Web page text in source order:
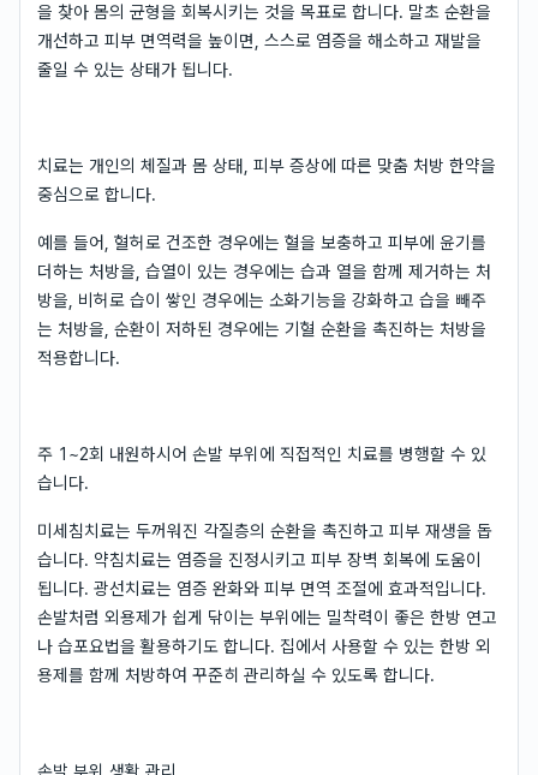
을 찾아 몸의 균형을 회복시키는 것을 목표로 합니다. 말초 순환을
개선하고 피부 면역력을 높이면, 스스로 염증을 해소하고 재발을
줄일 수 있는 상태가 됩니다.
치료는 개인의 체질과 몸 상태, 피부 증상에 따른 맞춤 처방 한약을
중심으로 합니다.
예를 들어, 혈허로 건조한 경우에는 혈을 보충하고 피부에 윤기를
더하는 처방을, 습열이 있는 경우에는 습과 열을 함께 제거하는 처
방을, 비허로 습이 쌓인 경우에는 소화기능을 강화하고 습을 빼주
는 처방을, 순환이 저하된 경우에는 기혈 순환을 촉진하는 처방을
적용합니다.
주 1~2회 내원하시어 손발 부위에 직접적인 치료를 병행할 수 있
습니다.
미세침치료는 두꺼워진 각질층의 순환을 촉진하고 피부 재생을 돕
습니다. 약침치료는 염증을 진정시키고 피부 장벽 회복에 도움이
됩니다. 광선치료는 염증 완화와 피부 면역 조절에 효과적입니다.
손발처럼 외용제가 쉽게 닦이는 부위에는 밀착력이 좋은 한방 연고
나 습포요법을 활용하기도 합니다. 집에서 사용할 수 있는 한방 외
용제를 함께 처방하여 꾸준히 관리하실 수 있도록 합니다.
손발 부위 생활 관리